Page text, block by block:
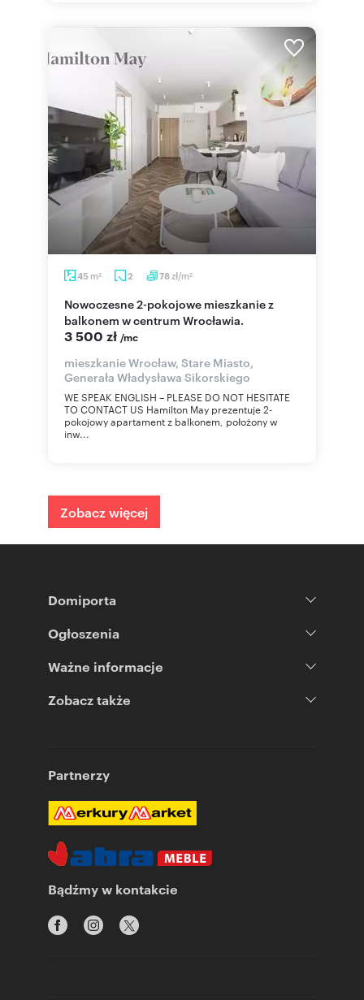
45 m2 2 78zł/m2
Nowoczesne 2-pokojowe mieszkanie z
balkonem w centrum Wrocławia.
3 500 zł /mc
mieszkanie Wrocław, Stare Miasto,
Generała Władysława Sikorskiego
WE SPEAK ENGLISH – PLEASE DO NOT HESITATE
TO CONTACT US Hamilton May prezentuje 2-
pokojowy apartament z balkonem, położony w
inw...
Zobacz więcej
Domiporta
Ogłoszenia
Ważne informacje
Zobacz także
Partnerzy
Bądźmy w kontakcie